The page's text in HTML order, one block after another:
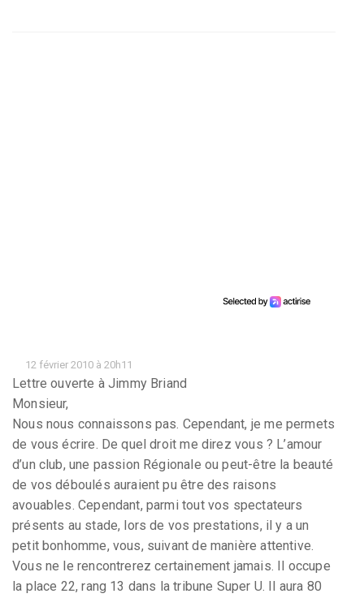
12 février 2010 à 20h11
Lettre ouverte à Jimmy Briand
Monsieur,
Nous nous connaissons pas. Cependant, je me permets
de vous écrire. De quel droit me direz vous ? L’amour
d’un club, une passion Régionale ou peut-être la beauté
de vos déboulés auraient pu être des raisons
avouables. Cependant, parmi tout vos spectateurs
présents au stade, lors de vos prestations, il y a un
petit bonhomme, vous, suivant de manière attentive.
Vous ne le rencontrerez certainement jamais. Il occupe
la place 22, rang 13 dans la tribune Super U. Il aura 80